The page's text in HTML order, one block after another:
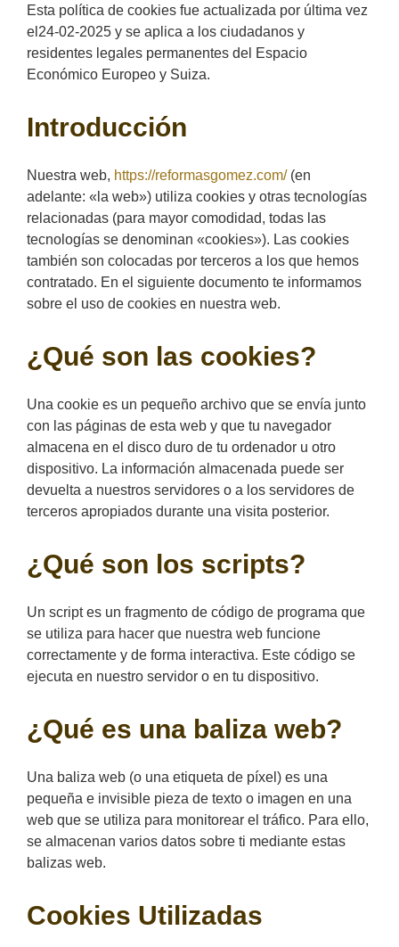
Esta política de cookies fue actualizada por última vez
el24-02-2025 y se aplica a los ciudadanos y
residentes legales permanentes del Espacio
Económico Europeo y Suiza.
Introducción
Nuestra web, https://reformasgomez.com/(en
adelante: «la web») utiliza cookies y otras tecnologías
relacionadas (para mayor comodidad, todas las
tecnologías se denominan «cookies»). Las cookies
también son colocadas por terceros a los que hemos
contratado. En el siguiente documento te informamos
sobre el uso de cookies en nuestra web.
¿Qué son las cookies?
Una cookie es un pequeño archivo que se envía junto
con las páginas de esta web y que tu navegador
almacena en el disco duro de tu ordenador u otro
dispositivo. La información almacenada puede ser
devuelta a nuestros servidores o a los servidores de
terceros apropiados durante una visita posterior.
¿Qué son los scripts?
Un script es un fragmento de código de programa que
se utiliza para hacer que nuestra web funcione
correctamente y de forma interactiva. Este código se
ejecuta en nuestro servidor o en tu dispositivo.
¿Qué es una baliza web?
Una baliza web (o una etiqueta de píxel) es una
pequeña e invisible pieza de texto o imagen en una
web que se utiliza para monitorear el tráfico. Para ello,
se almacenan varios datos sobre ti mediante estas
balizas web.
Cookies Utilizadas